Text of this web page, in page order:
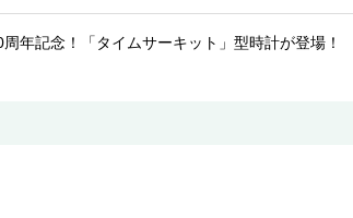
年記念！「タイムサーキット」型時計が登場！